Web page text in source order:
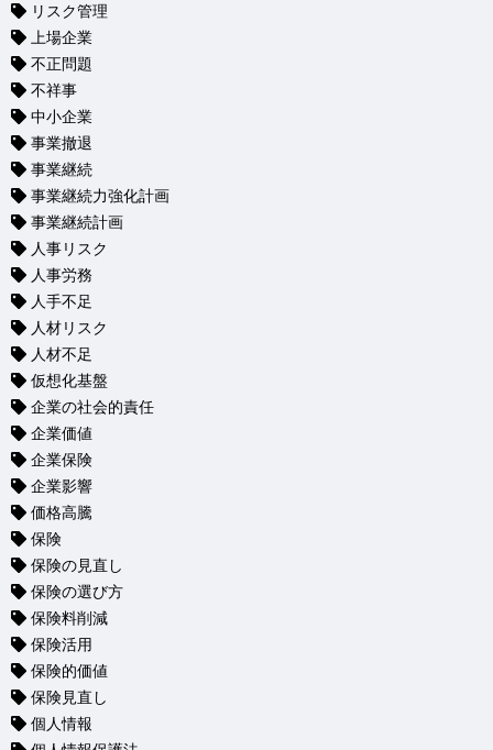
リスク管理
上場企業
不正問題
不祥事
中小企業
事業撤退
事業継続
事業継続力強化計画
事業継続計画
人事リスク
人事労務
人手不足
人材リスク
人材不足
仮想化基盤
企業の社会的責任
企業価値
企業保険
企業影響
価格高騰
保険
保険の見直し
保険の選び方
保険料削減
保険活用
保険的価値
保険見直し
個人情報